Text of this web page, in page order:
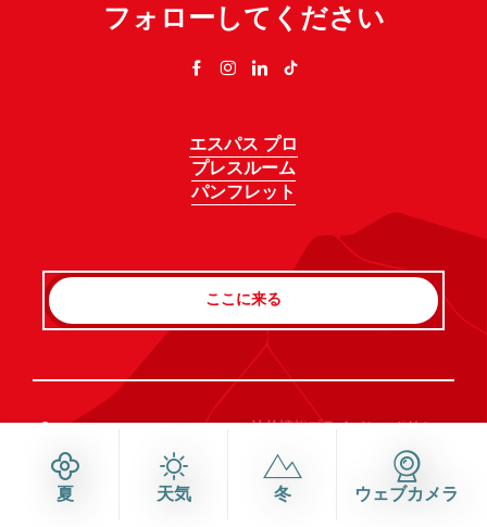
夏 天気 冬 ウェブカメラ
フォローしてください
エスパス プロ
プレスルーム
パンフレット
ここに来る
©Haute-Savoie-Mont-Blanc, 2026法的情報プライバシーポリシー
アクセシビリティ：不適合 サイトマップ